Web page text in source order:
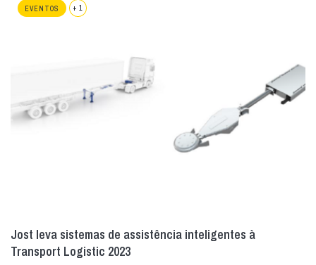
EVENTOS + 1
Jost leva sistemas de assistência inteligentes à
Transport Logistic 2023